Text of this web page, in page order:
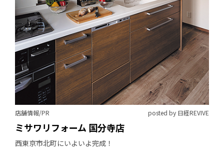
店舗情報/PR posted by 日経REVIVE
ミサワリフォーム 国分寺店
西東京市北町にいよいよ完成！